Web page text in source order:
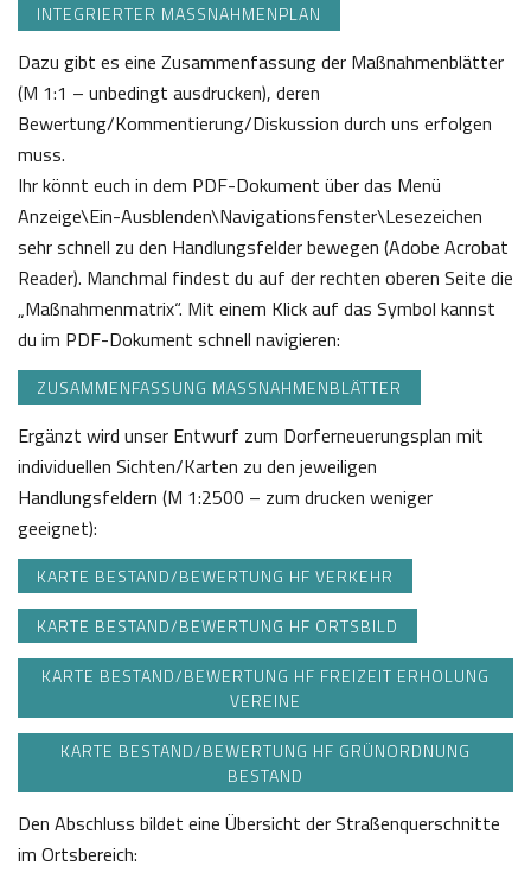
INTEGRIERTER MASSNAHMENPLAN
Dazu gibt es eine Zusammenfassung der Maßnahmenblätter
(M 1:1 – unbedingt ausdrucken), deren
Bewertung/Kommentierung/Diskussion durch uns erfolgen
muss.
Ihr könnt euch in dem PDF-Dokument über das Menü
Anzeige\Ein-Ausblenden\Navigationsfenster\Lesezeichen
sehr schnell zu den Handlungsfelder bewegen (Adobe Acrobat
Reader). Manchmal findest du auf der rechten oberen Seite die
„Maßnahmenmatrix“. Mit einem Klick auf das Symbol kannst
du im PDF-Dokument schnell navigieren:
ZUSAMMENFASSUNG MASSNAHMENBLÄTTER
Ergänzt wird unser Entwurf zum Dorferneuerungsplan mit
individuellen Sichten/Karten zu den jeweiligen
Handlungsfeldern (M 1:2500 – zum drucken weniger
geeignet):
KARTE BESTAND/BEWERTUNG HF VERKEHR
KARTE BESTAND/BEWERTUNG HF ORTSBILD
KARTE BESTAND/BEWERTUNG HF FREIZEIT ERHOLUNG
VEREINE
KARTE BESTAND/BEWERTUNG HF GRÜNORDNUNG
BESTAND
Den Abschluss bildet eine Übersicht der Straßenquerschnitte
im Ortsbereich: